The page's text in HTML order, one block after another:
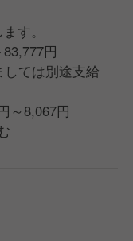
す。
円
ては別途支給
～8,067円